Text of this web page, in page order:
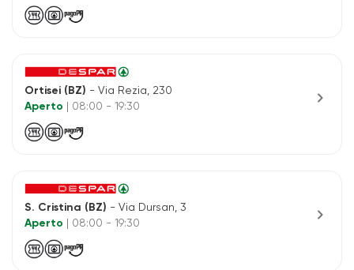
Ortisei (BZ) - Via Rezia, 230
Aperto
| 08:00 - 19:30 chevron_right
S. Cristina (BZ) - Via Dursan, 3
Aperto
| 08:00 - 19:30 chevron_right